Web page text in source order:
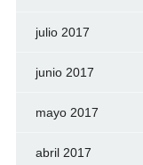
julio 2017
junio 2017
mayo 2017
abril 2017